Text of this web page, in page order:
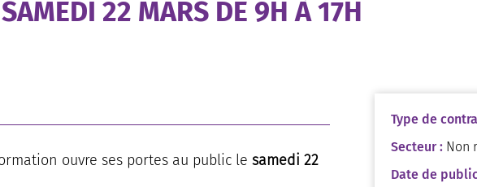
SAMEDI 22 MARS DE 9H À 17H
ouvre ses portes au public le samedi 22
Type de
Secteur : Non
Date de